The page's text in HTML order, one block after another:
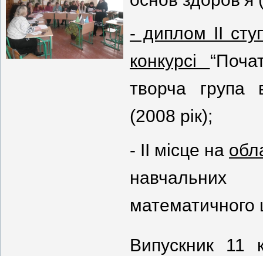
- диплом ІІ
конкурсі
творча група
(2008 рік);
- ІІ місце на
навчальних
математичного
Випускник 11